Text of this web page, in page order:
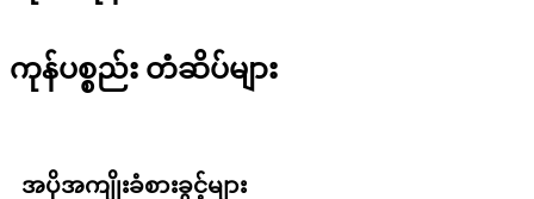
ကုန်ပစ္စည်း တံဆိပ်များ
အပိုအကျိုးခံစားခွင့်များ